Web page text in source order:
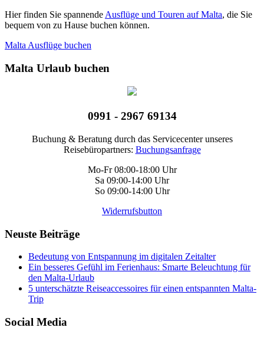
Hier finden Sie spannende Ausflüge und Touren auf Malta, die Sie
bequem von zu Hause buchen können.
Malta Ausflüge buchen
Malta Urlaub buchen
0991 - 2967 69134
Buchung & Beratung durch das Servicecenter unseres
Reisebüropartners: Buchungsanfrage
Mo-Fr 08:00-18:00 Uhr
Sa 09:00-14:00 Uhr
So 09:00-14:00 Uhr
Widerrufsbutton
Neuste Beiträge
Bedeutung von Entspannung im digitalen Zeitalter
Ein besseres Gefühl im Ferienhaus: Smarte Beleuchtung für
den Malta-Urlaub
5 unterschätzte Reiseaccessoires für einen entspannten Malta-
Trip
Social Media